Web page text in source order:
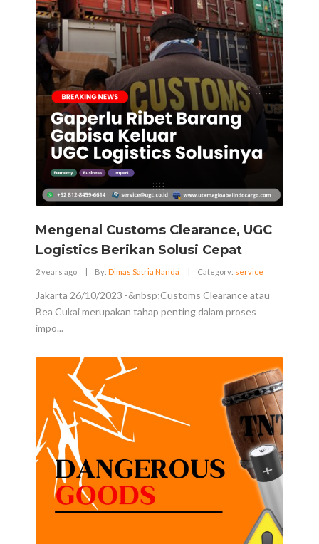
Mengenal Customs Clearance, UGC
Logistics Berikan Solusi Cepat
2 years ago | By: Dimas Satria Nanda | Category: service
Jakarta 26/10/2023 -&nbsp;Customs Clearance atau
Bea Cukai merupakan tahap penting dalam proses
impo...